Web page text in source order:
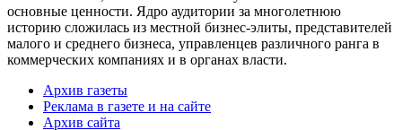
основные ценности. Ядро аудитории за многолетнюю
историю сложилась из местной бизнес-элиты, представителей
малого и среднего бизнеса, управленцев различного ранга в
коммерческих компаниях и в органах власти.
Архив газеты
Реклама в газете и на сайте
Архив сайта